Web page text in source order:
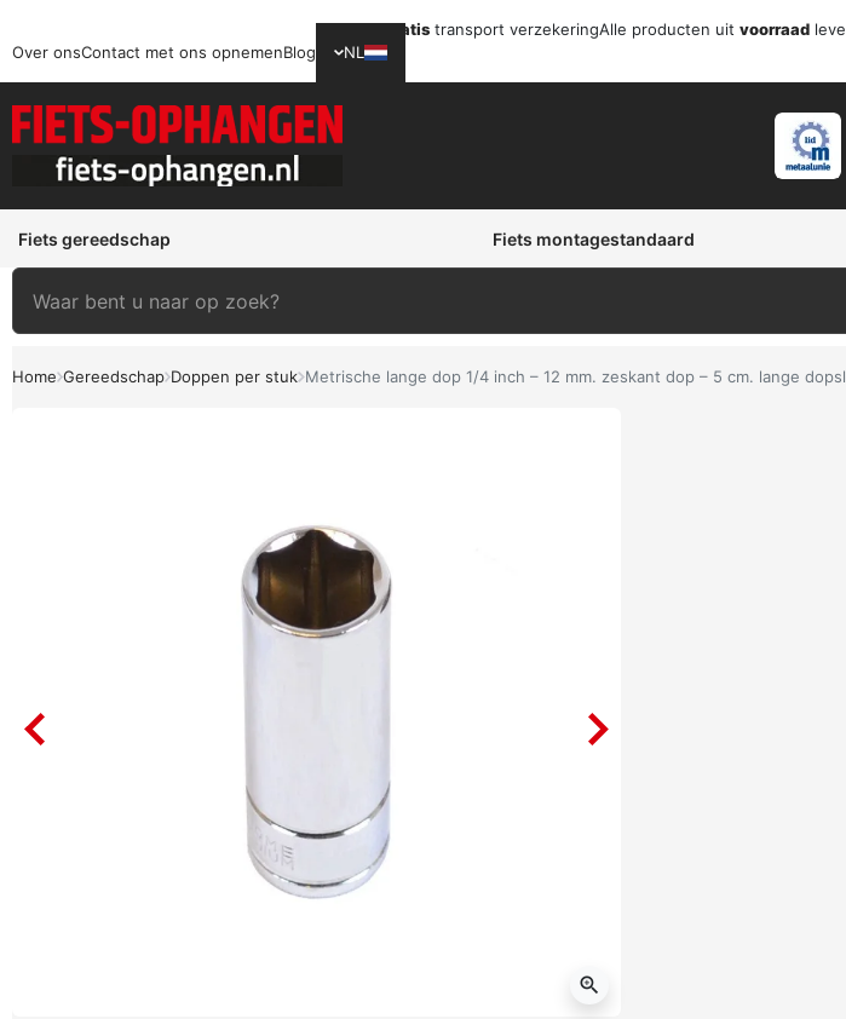
Gratis transport verzekeringAlle producten uit voorraad
Over onsContact met ons opnemenBlog NL
Fiets gereedschap Fiets montagestandaard
Home Gereedschap Doppen per stuk Metrische lange dop 1/4 inch – 12 mm. zeskant dop – 5 cm. lange
zoom_in